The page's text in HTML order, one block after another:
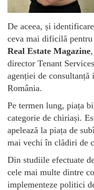
De aceea, și
ceva mai dificilă pentru
Real Estate Magazine
director Tenant
agenției de
România.
Pe termen lung, piața
categorie de chiriași.
apelează la piața de
mai vechi în clădiri de
Din studiile efectuate
cele mai multe dintre
implementeze politici